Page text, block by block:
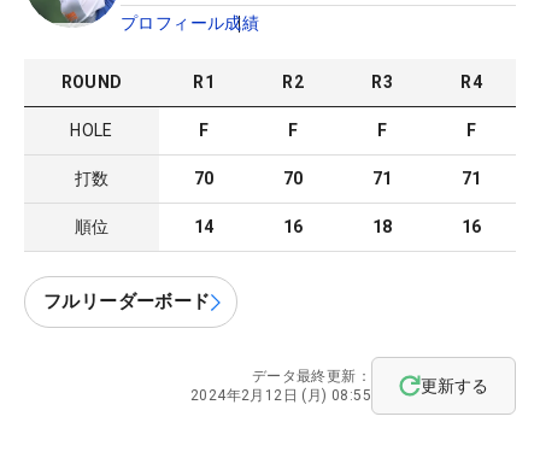
プロフィール成績
ROUND R1 R2 R3 R4
HOLE F F F F
打数 70 70 71 71
順位 14 16 18 16
フルリーダーボード
データ最終更新：
2024年2月12日 (月) 08:55
更新する